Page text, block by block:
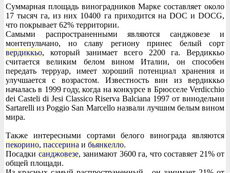
Суммарная площадь виноградников Марке составляет около
17 тысяч га, из них 10400 га приходится на DOC и DOCG,
что покрывает 62% территории.
Самыми распространенными являются санджовезе и
монтепульчано, но славу региону принес белый сорт
вердиккьо, который занимает всего 2200 га. Вердиккьо
считается великим белом вином Италии, он способен
передать терруар, имеет хороший потенциал хранения и
улучшается с возрастом. Известность вин из вердиккьо
началась в 1999 году, когда на конкурсе в Брюсселе Verdicchio
dei Casteli di Jesi Classico Riserva Balciana 1997 от винодельни
Sartarelli из Poggio San Marcello назвали лучшим белым вином
мира.
Также интересными сортами белого винограда являются
пекорино, пассерина и бьянкелло.
Посадки санджовезе, занимают 3600 га, что составяет 21% от
общей площади.